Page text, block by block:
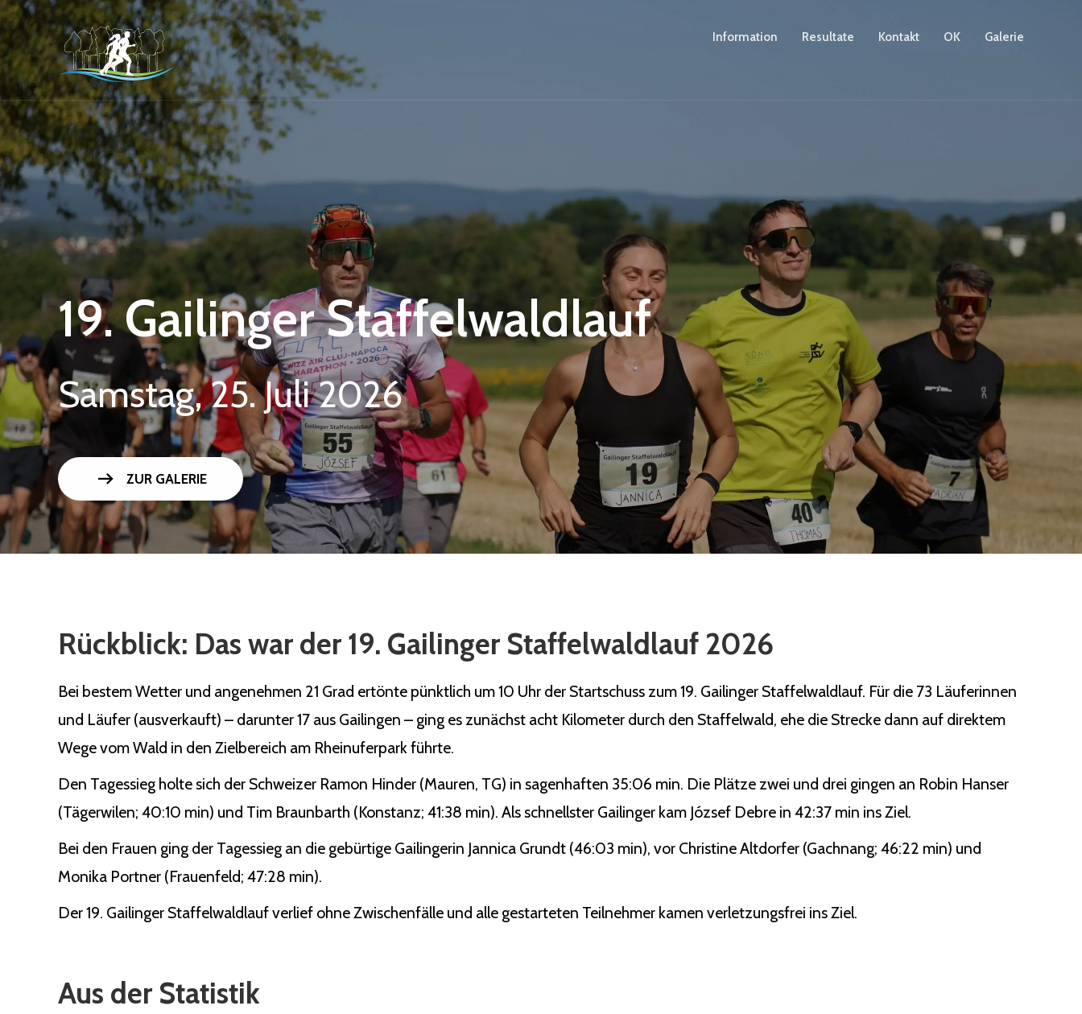
Information Resultate Kontakt OK Galerie
19. Gailinger Staffelwaldlauf
Samstag, 25. Juli 2026
arrow_right_alt ZUR GALERIE
Rückblick: Das war der 19. Gailinger Staffelwaldlauf 2026
Bei bestem Wetter und angenehmen 21 Grad ertönte pünktlich um 10 Uhr der Startschuss zum 19. Gailinger Staffelwaldlauf. Für die 73 Läuferinnen
und Läufer (ausverkauft) – darunter 17 aus Gailingen – ging es zunächst acht Kilometer durch den Staffelwald, ehe die Strecke dann auf direktem
Wege vom Wald in den Zielbereich am Rheinuferpark führte.
Den Tagessieg holte sich der Schweizer Ramon Hinder (Mauren, TG) in sagenhaften 35:06 min. Die Plätze zwei und drei gingen an Robin Hanser
(Tägerwilen; 40:10 min) und Tim Braunbarth (Konstanz; 41:38 min). Als schnellster Gailinger kam József Debre in 42:37 min ins Ziel.
Bei den Frauen ging der Tagessieg an die gebürtige Gailingerin Jannica Grundt (46:03 min), vor Christine Altdorfer (Gachnang; 46:22 min) und
Monika Portner (Frauenfeld; 47:28 min).
Der 19. Gailinger Staffelwaldlauf verlief ohne Zwischenfälle und alle gestarteten Teilnehmer kamen verletzungsfrei ins Ziel.
Aus der Statistik